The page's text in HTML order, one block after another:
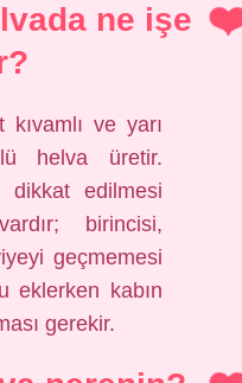
ne işe
ve yarı
helva üretir.
dikkat edilmesi
birincisi,
geçmemesi
eklerken kabın
gerekir.